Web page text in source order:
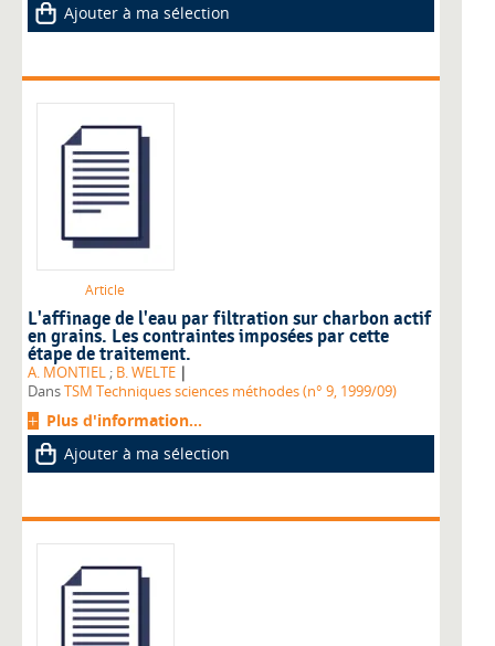
Ajouter à ma sélection
Article
L'affinage de l'eau par filtration sur charbon actif
en grains. Les contraintes imposées par cette
étape de traitement.
A. MONTIEL ; B. WELTE |
DansTSM Techniques sciences méthodes (n° 9, 1999/09)
Plus d'information...
Ajouter à ma sélection